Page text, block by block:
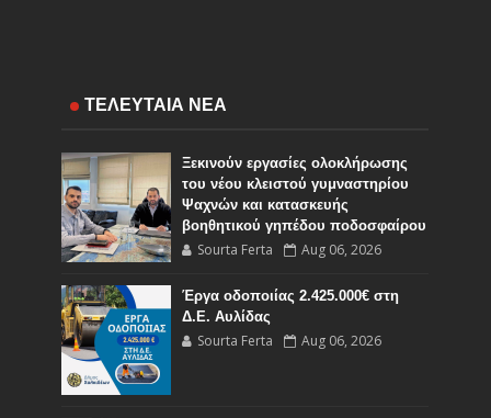
ΤΕΛΕΥΤΑΙΑ ΝΕΑ
Ξεκινούν εργασίες ολοκλήρωσης
του νέου κλειστού γυμναστηρίου
Ψαχνών και κατασκευής
βοηθητικού γηπέδου ποδοσφαίρου
Sourta Ferta Aug 06, 2026
Έργα οδοποιίας 2.425.000€ στη
Δ.Ε. Αυλίδας
Sourta Ferta Aug 06, 2026